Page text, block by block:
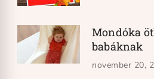
Mondóka
babáknak
november 20,